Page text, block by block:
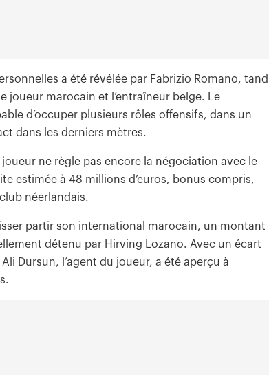
a été révélée par Fabrizio Romano,
joueur marocain et l’entraîneur belge. Le
d’occuper plusieurs rôles offensifs, dans un
dans les derniers mètres.
ne règle pas encore la négociation avec le
estimée à 48 millions d’euros, bonus compris,
néerlandais.
partir son international marocain, un montant
détenu par Hirving Lozano. Avec un écart
Dursun, l’agent du joueur, a été aperçu à